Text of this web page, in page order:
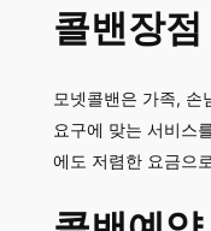
콜밴장점
모넷콜밴은 가족, 손
요구에 맞는 서비스
에도 저렴한 요금으